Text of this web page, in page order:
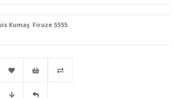
Kumaş Firuze 5555
Favorilere İstek